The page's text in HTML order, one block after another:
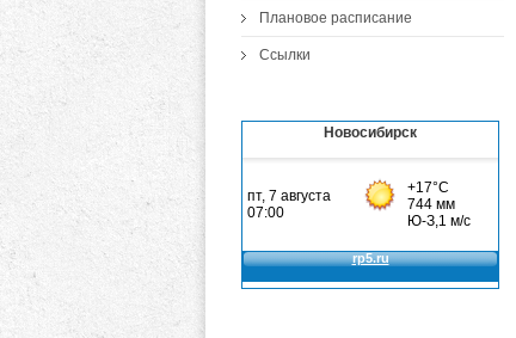
Плановое расписание
Ссылки
Новосибирск